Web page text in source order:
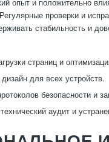
проверки и
стабильность и
страниц и
для всех устройств.
безопасности и
аудит и